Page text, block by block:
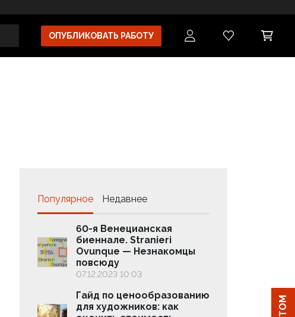
ОПУБЛИКОВАТЬ РАБОТУ
Популярное Недавнее
60-я Венецианская
биеннале. Stranieri
Ovunque — Незнакомцы
повсюду
07.12.2023 10:03
Гайд по ценообразованию
для художников: как